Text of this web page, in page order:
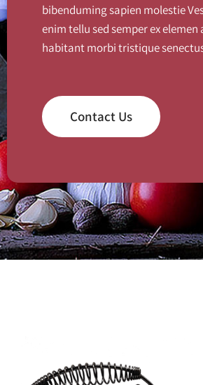
bibenduming sapien molestie
enim tellu sed semper ex elemen
habitant morbi tristique
Contact Us